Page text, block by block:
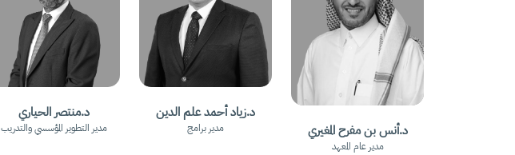
د.أنس بن مفرح المغيري
مدير عام المعهد
د.زياد أحمد علم الدين
مدير برامج
د.منتصر الحياري
مدير التطوير المؤسسي والتدريب